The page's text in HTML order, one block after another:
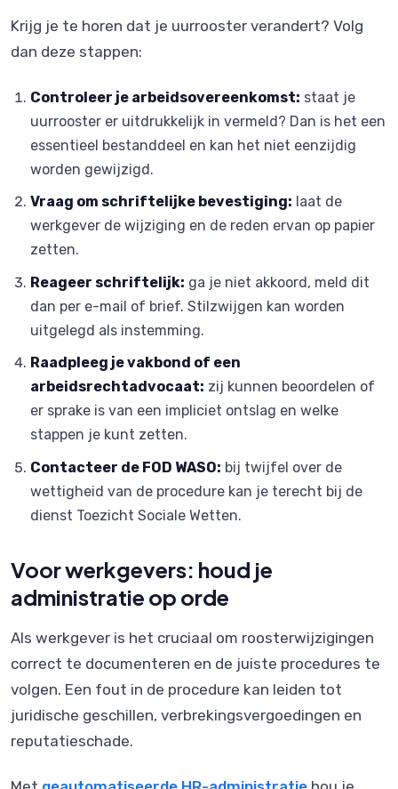
Krijg je te horen dat je uurrooster verandert? Volg
dan deze stappen:
Controleer je arbeidsovereenkomst: staat je
uurrooster er uitdrukkelijk in vermeld? Dan is het een
essentieel bestanddeel en kan het niet eenzijdig
worden gewijzigd.
Vraag om schriftelijke bevestiging: laat de
werkgever de wijziging en de reden ervan op papier
zetten.
Reageer schriftelijk: ga je niet akkoord, meld dit
dan per e-mail of brief. Stilzwijgen kan worden
uitgelegd als instemming.
Raadpleeg je vakbond of een
arbeidsrechtadvocaat: zij kunnen beoordelen of
er sprake is van een impliciet ontslag en welke
stappen je kunt zetten.
Contacteer de FOD WASO: bij twijfel over de
wettigheid van de procedure kan je terecht bij de
dienst Toezicht Sociale Wetten.
Voor werkgevers: houd je
administratie op orde
Als werkgever is het cruciaal om roosterwijzigingen
correct te documenteren en de juiste procedures te
volgen. Een fout in de procedure kan leiden tot
juridische geschillen, verbrekingsvergoedingen en
reputatieschade.